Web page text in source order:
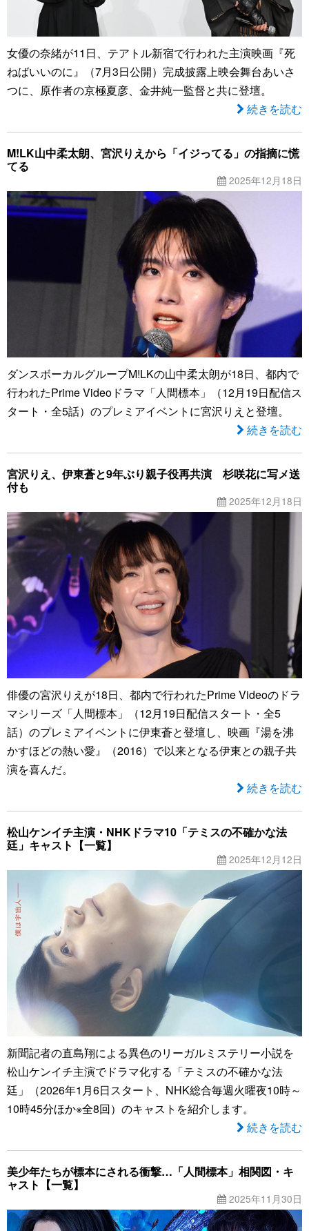
女優の奈緒が11日、テアトル新宿で行われた主演映画『死
ねばいいのに』（7月3日公開）完成披露上映会舞台あいさ
つに、原作者の京極夏彦、金井純一監督と共に登壇。
続きを読む
M!LK山中柔太朗、宮沢りえから「イジってる」の指摘に慌
てる
2025年12月18日
ダンスボーカルグループM!LKの山中柔太朗が18日、都内で
行われたPrime Videoドラマ「人間標本」（12月19日配信ス
タート・全5話）のプレミアイベントに宮沢りえと登壇。
続きを読む
宮沢りえ、伊東蒼と9年ぶり親子役再共演 杉咲花に写メ送
付も
2025年12月18日
俳優の宮沢りえが18日、都内で行われたPrime Videoのドラ
マシリーズ「人間標本」（12月19日配信スタート・全5
話）のプレミアイベントに伊東蒼と登壇し、映画『湯を沸
かすほどの熱い愛』（2016）で以来となる伊東との親子共
演を喜んだ。
続きを読む
松山ケンイチ主演・NHKドラマ10「テミスの不確かな法
廷」キャスト【一覧】
2025年12月12日
新聞記者の直島翔による異色のリーガルミステリー小説を
松山ケンイチ主演でドラマ化する「テミスの不確かな法
廷」（2026年1月6日スタート、NHK総合毎週火曜夜10時～
10時45分ほか※全8回）のキャストを紹介します。
続きを読む
美少年たちが標本にされる衝撃…「人間標本」相関図・キ
ャスト【一覧】
2025年11月30日